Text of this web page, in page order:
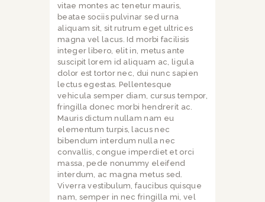
vitae montes ac tenetur mauris,
beatae sociis pulvinar sed urna
aliquam sit, sit rutrum eget ultrices
magna vel lacus. Id morbi facilisis
integer libero, elit in, metus ante
suscipit lorem id aliquam ac, ligula
dolor est tortor nec, dui nunc sapien
lectus egestas. Pellentesque
vehicula semper diam, cursus tempor,
fringilla donec morbi hendrerit ac.
Mauris dictum nullam nam eu
elementum turpis, lacus nec
bibendum interdum nulla nec
convallis, congue imperdiet et orci
massa, pede nonummy eleifend
interdum, ac magna metus sed.
Viverra vestibulum, faucibus quisque
nam, semper in nec fringilla mi, vel